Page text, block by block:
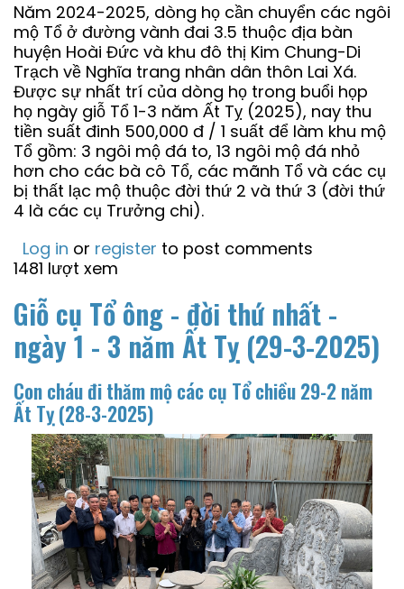
Năm 2024-2025, dòng họ cần chuyển các ngôi
mộ Tổ ở đường vành đai 3.5 thuộc địa bàn
huyện Hoài Đức và khu đô thị Kim Chung-Di
Trạch về Nghĩa trang nhân dân thôn Lai Xá.
Được sự nhất trí của dòng họ trong buổi họp
họ ngày giỗ Tổ 1-3 năm Ất Tỵ (2025), nay thu
tiền suất đinh 500,000 đ / 1 suất để làm khu mộ
Tổ gồm: 3 ngôi mộ đá to, 13 ngôi mộ đá nhỏ
hơn cho các bà cô Tổ, các mãnh Tổ và các cụ
bị thất lạc mộ thuộc đời thứ 2 và thứ 3 (đời thứ
4 là các cụ Trưởng chi).
Log in or register to post comments
1481 lượt xem
Giỗ cụ Tổ ông - đời thứ nhất -
ngày 1 - 3 năm Ất Tỵ (29-3-2025)
Con cháu đi thăm mộ các cụ Tổ chiều 29-2 năm
Ất Tỵ (28-3-2025)